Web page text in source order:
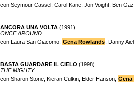
con Seymour Cassel, Carol Kane, Jon Voight, Ben
ANCORA UNA VOLTA (1991)
ONCE AROUND
con Laura San Giacomo, Gena Rowlands , Danny
BASTA GUARDARE IL CIELO (1998)
THE MIGHTY
con Sharon Stone, Kieran Culkin, Elder Hanson, Gena